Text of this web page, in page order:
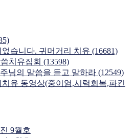
습니다. 귀머거리 치유 (16681)
치유집회 (13598)
님의 말씀을 듣고 말하라 (12549)
치유 동영상(중이염,시력회복,파킨
9월호